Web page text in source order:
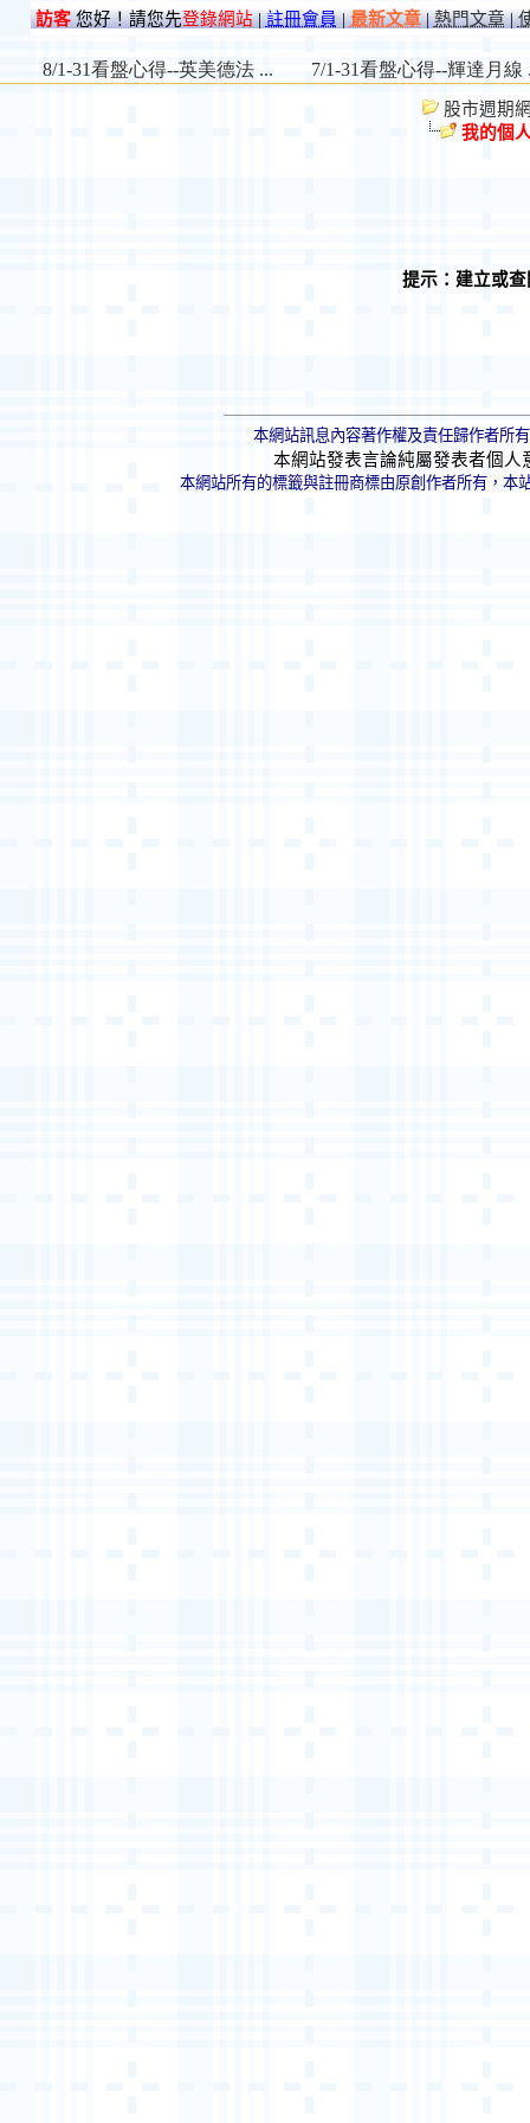
訪客您好！請您先登錄網站|註冊會員|最新文章|熱門文章|
股市週期
我的個
提示：建立或
本網站訊息內容著作權及責任歸作者所
本網站發表言論純屬發表者個人
本網站所有的標籤與註冊商標由原創作者所有，本